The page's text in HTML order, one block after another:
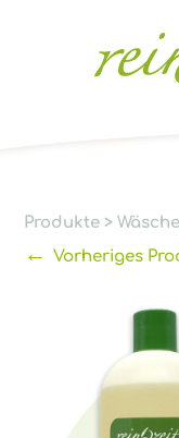
Produkte >
←Vorheriges